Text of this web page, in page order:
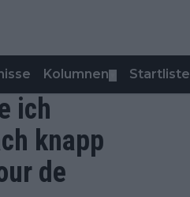
Kolumnen Startliste
ich
knapp
de